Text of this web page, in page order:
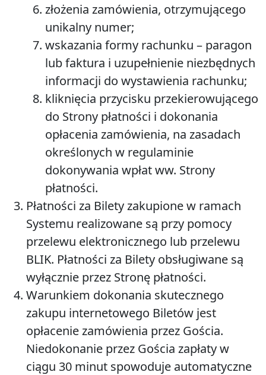
złożenia zamówienia, otrzymującego
unikalny numer;
wskazania formy rachunku – paragon
lub faktura i uzupełnienie niezbędnych
informacji do wystawienia rachunku;
kliknięcia przycisku przekierowującego
do Strony płatności i dokonania
opłacenia zamówienia, na zasadach
określonych w regulaminie
dokonywania wpłat ww. Strony
płatności.
Płatności za Bilety zakupione w ramach
Systemu realizowane są przy pomocy
przelewu elektronicznego lub przelewu
BLIK. Płatności za Bilety obsługiwane są
wyłącznie przez Stronę płatności.
Warunkiem dokonania skutecznego
zakupu internetowego Biletów jest
opłacenie zamówienia przez Gościa.
Niedokonanie przez Gościa zapłaty w
ciągu 30 minut spowoduje automatyczne